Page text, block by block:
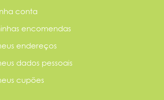
conta
encomendas
endereços
dados pessoais
cupões